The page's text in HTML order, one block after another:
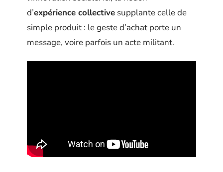
d’expérience collective supplante celle de
simple produit : le geste d’achat porte un
message, voire parfois un acte militant.